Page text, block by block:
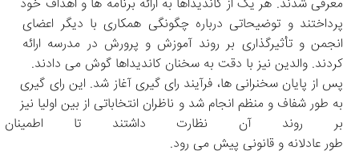
معرفی شدند. هر یک از کاندیداها به ارائه برنامه‌ ها و اهداف خود
پرداختند و توضیحاتی درباره چگونگی همکاری با دیگر اعضای
انجمن و تأثیرگذاری بر روند آموزش و پرورش در مدرسه ارائه
کردند. والدین نیز با دقت به سخنان کاندیداها گوش می دادند.
پس از پایان سخنرانی ‌ها، فرآیند رای ‌گیری آغاز شد. این رای ‌گیری
به‌ طور شفاف و منظم انجام شد و ناظران انتخاباتی از بین اولیا نیز
بر روند آن نظارت داشتند تا
‌طور عادلانه و قانونی پیش می ‌رود.